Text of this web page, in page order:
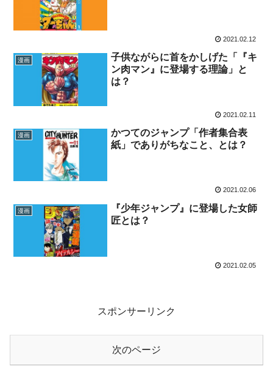
2021.02.12
漫画
子供ながらに首をかしげた「『キ
ン肉マン』に登場する理論」と
は？
2021.02.11
漫画
かつてのジャンプ「作者集合表
紙」でありがちなこと、とは？
2021.02.06
漫画
『少年ジャンプ』に登場した女師
匠とは？
2021.02.05
スポンサーリンク
次のページ